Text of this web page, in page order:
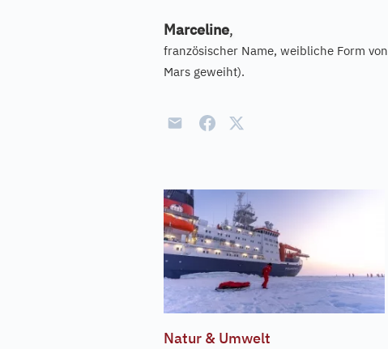
Marceline,
französischer Name, weibliche Form von
Mars geweiht).
Natur & Umwelt